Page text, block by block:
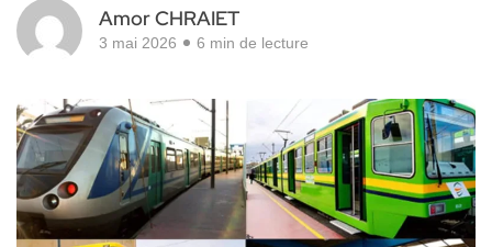
Amor CHRAIET
3 mai 2026 6 min de lecture